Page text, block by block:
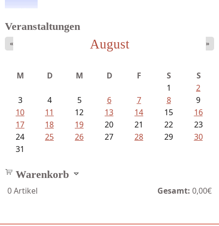
Meinhold, Gottfried - Lachverbot...
Veranstaltungen
August
« »
M D M D F S
S
1
2
3
4 5 6 7 8
9
10
11 12 13 14 15
16
17
18 19 20 21 22
23
24
25 26 27 28 29
30
31
Warenkorb
0Artikel Gesamt: 0,00€